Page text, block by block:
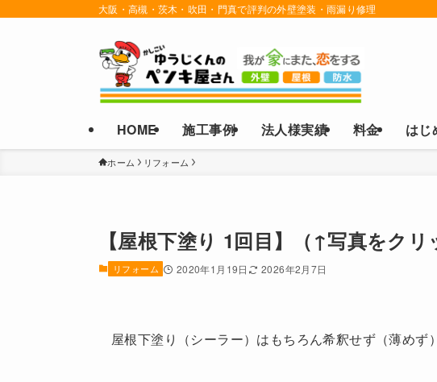
大阪・高槻・茨木・吹田・門真で評判の外壁塗装・雨漏り修理
HOME 施工事例 法人様実績 料金 はじ
ホーム リフォーム
【屋根下塗り 1回目】（↑写真をクリ
リフォーム 2020年1月19日 2026年2月7日
屋根下塗り（シーラー）はもちろん希釈せず（薄め